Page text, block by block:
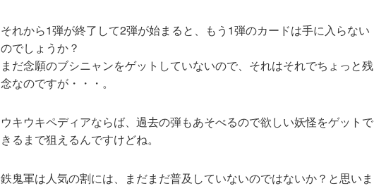
それから1弾が終了して2弾が始まると、もう1弾のカードは手に入らない
のでしょうか？
まだ念願のブシニャンをゲットしていないので、それはそれでちょっと残
念なのですが・・・。
ウキウキペディアならば、過去の弾もあそべるので欲しい妖怪をゲットで
きるまで狙えるんですけどね。
鉄鬼軍は人気の割には、まだまだ普及していないのではないか？と思いま